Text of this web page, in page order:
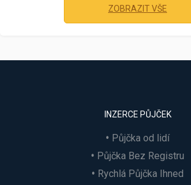
ZOBRAZIT VŠE
INZERCE PŮJČEK
Půjčka od lidí
Půjčka Bez Registru
Rychlá Půjčka Ihned